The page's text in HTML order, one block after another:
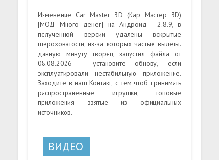
Изменение Car Master 3D (Кар Мастер 3D)
[МОД Много денег] на Андроид - 2.8.9, в
полученной версии удалены вскрытые
шероховатости, из-за которых частые вылеты.
данную минуту творец запустил файла от
08.08.2026 - установите обнову, если
эксплуатировали нестабильную приложение.
Заходите в наш Контакт, с тем чтоб принимать
распространенные игрушки, топовые
приложения взятые из официальных
источников.
ВИДЕО